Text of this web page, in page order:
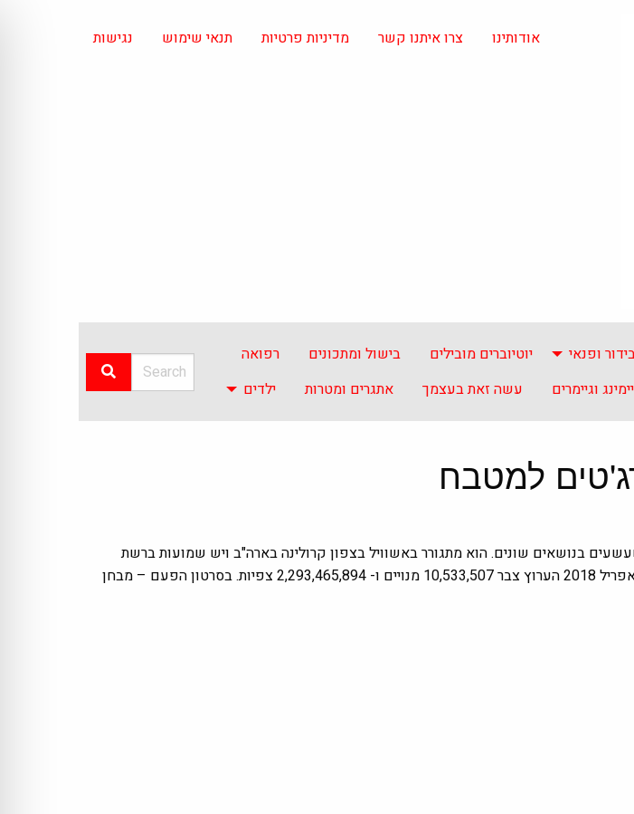
אודותינו צרו איתנו קשר מדיניות פרטיות תנאי שימוש נגישות
ופנאי יוטיוברים מובילים בישול ומתכונים
רפואה
וגיימרים עשה זאת בעצמך אתגרים ומטרות ילדים
בנושאים שונים. הוא מתגורר באשוויל בצפון קרולינה בארה"ב ויש שמועות ברשת
שלמרות המבטא הרוסי הכבד ושם הערוץ הוא בעצם צ'כי במוצאו ולא רוסי. נכון לחודש אפריל 2018 הערוץ צבר 10,533,507 מנויים ו- 2,293,465,894 צפיות. בסרטון הפעם – מבחן